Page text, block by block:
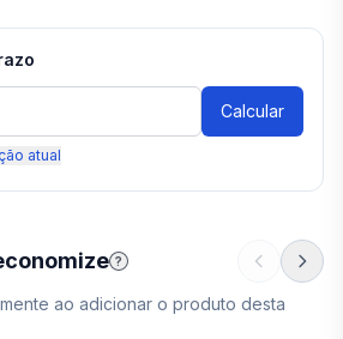
?
ao adicionar o produto desta
Calcular
atual